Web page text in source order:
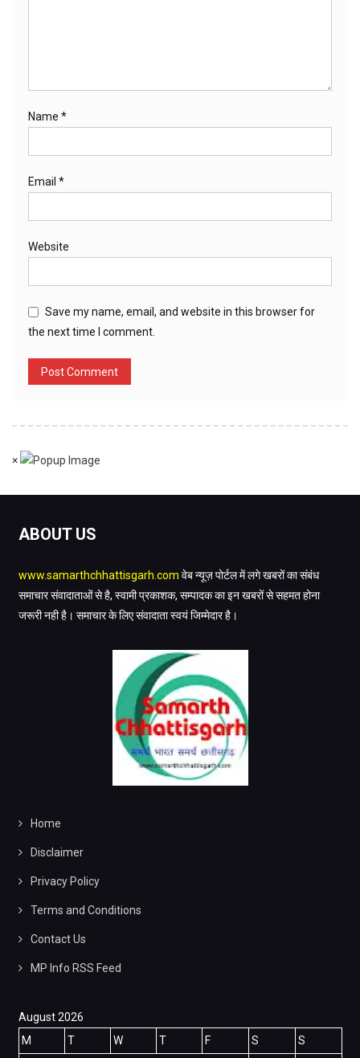
Name *
Email *
Website
Save my name, email, and website in this browser for
the next time I comment.
×
ABOUT US
www.samarthchhattisgarh.com वेब न्यूज़ पोर्टल में लगे खबरों का संबंध
समाचार संवादाताओं से है, स्वामी प्रकाशक, सम्पादक का इन खबरों से सहमत होना
जरूरी नही है। समाचार के लिए संवादाता स्वयं जिम्मेदार है।
Home
Disclaimer
Privacy Policy
Terms and Conditions
Contact Us
MP Info RSS Feed
August 2026
M
T W T F S
S